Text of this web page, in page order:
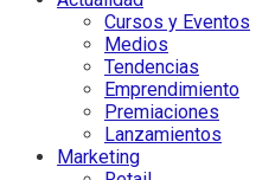
Cursos y Eventos
Medios
Tendencias
Emprendimiento
Premiaciones
Lanzamientos
Marketing